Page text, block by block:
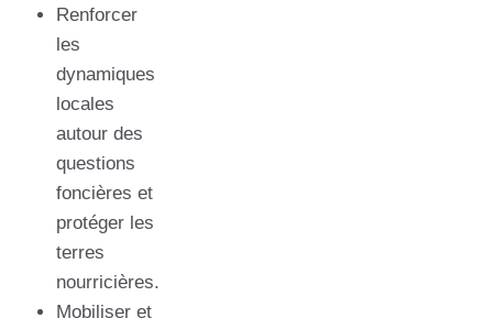
Renforcer
les
dynamiques
locales
autour des
questions
foncières et
protéger les
terres
nourricières.
Mobiliser et